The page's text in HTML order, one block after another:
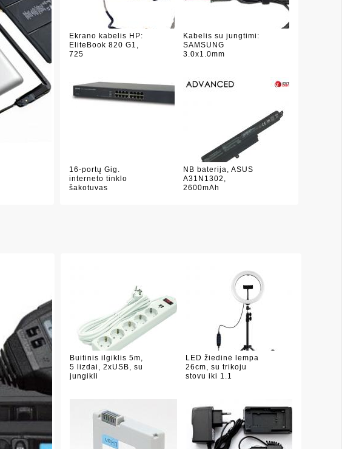
Ekrano kabelis HP:
EliteBook 820 G1,
725
Kabelis su jungtimi:
SAMSUNG
3.0x1.0mm
16-portų Gig.
interneto tinklo
šakotuvas
NB baterija, ASUS
A31N1302,
2600mAh
Buitinis ilgiklis 5m,
5 lizdai, 2xUSB, su
jungikli
LED žiedinė lempa
26cm, su trikoju
stovu iki 1.1